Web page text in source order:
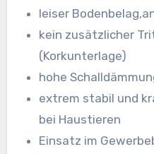
leiser
kein zusätzlicher
(Korkunterlage)
hohe
extrem stabil und
bei Haustieren
Einsatz im